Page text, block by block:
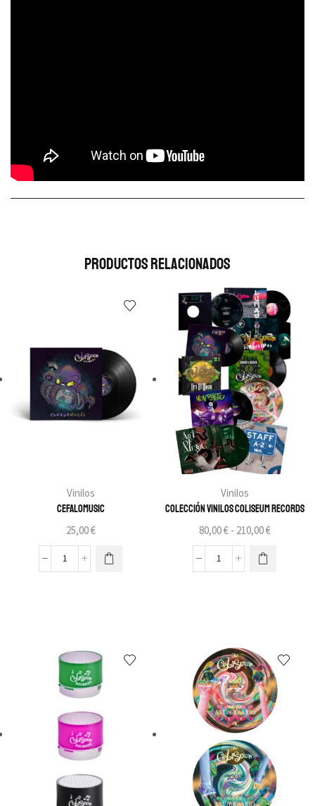
Productos Relacionados
Vinilos
Cefalomusic
25,00€
Vinilos
Colección vinilos Coliseum Records
80,00€ - 210,00€